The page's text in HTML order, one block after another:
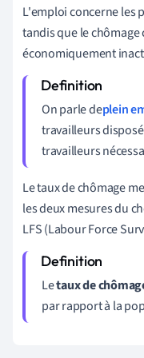
L'emploi concerne les
tandis que le
économiquement
On parle deplein
travailleurs
travailleurs
Le taux de chômage
les deux mesures du
LFS (Labour Force
Letaux de
par rapport à la